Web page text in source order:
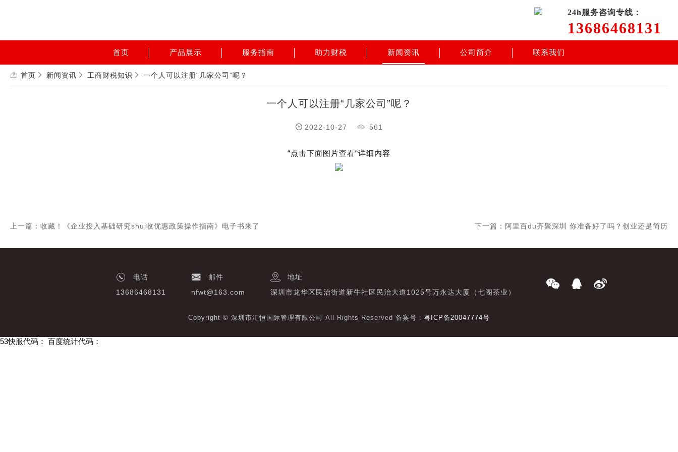
24h服务咨询专线：
13686468131
首页 产品展示 服务指南 助力财税 新闻资讯 公司简介 联系我们
首页 新闻资讯 工商财税知识 一个人可以注册“几家公司”呢？
一个人可以注册“几家公司”呢？
2022-10-27 561
“点击下面图片查看“详细内容
上一篇：收藏！《企业投入基础研究shui收优惠政策操作指南》电子书来了 下一篇：阿里百du齐聚深圳 你准备好了吗？创业还是简历
电话
13686468131
邮件
nfwt@163.com
地址
深圳市龙华区民治街道新牛社区民治大道1025号万永达大厦（七阁茶业）
Copyright © 深圳市汇恒国际管理有限公司 All Rights Reserved 备案号： 粤ICP备20047774号
53快服代码： 百度统计代码：